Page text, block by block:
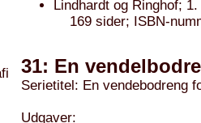
Lindhardt og Ringhof;
169 sider; ISBN-
31: En
Serietitel: En vendebodreng
Udgaver: